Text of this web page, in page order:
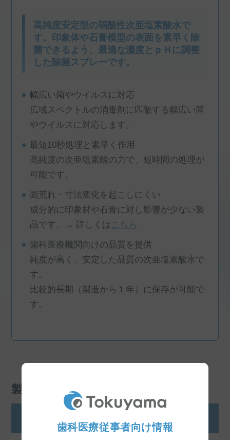
製品カテゴリー
高純度安定型の弱酸性次亜塩素酸水で
す。印象体や石膏模型の表面を素早く除
菌できるよう、最適な濃度とｐＨに調整
した除菌スプレーです。
幅広い菌やウイルスに対応
広域スペクトルの消毒剤に匹敵する幅広い菌
やウイルスに対応します。
最短10秒処理と素早く作用
高純度の次亜塩素酸の力で、短時間の処理が
可能です。
面荒れ・寸法変化を起こしにくい
成分的に印象材や石膏に対し影響が少ない製
品です。→ 詳しくは こちら
歯科医療機関向けの品質を提供
純度が高く、安定した品質の次亜塩素酸水で
す。
比較的長期（製造から１年）に保存が可能で
す。
歯科医療従事者向け情報